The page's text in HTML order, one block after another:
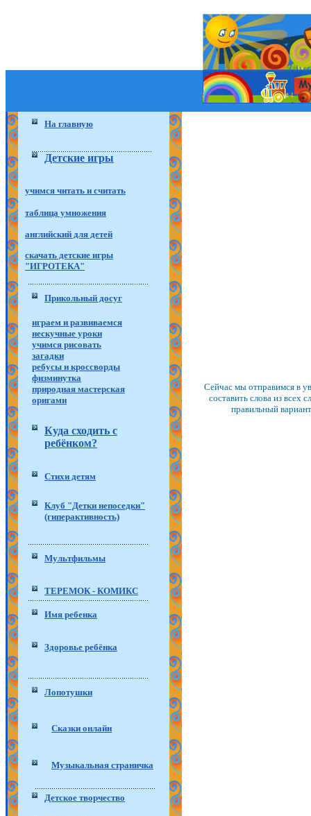
На главную
Детские игры
учимся читать и считать
таблица умножения
английский для детей
скачать детские игры
"ИГРОТЕКА"
Прикольный досуг
играем и развиваемся
нескучные уроки
учимся рисовать
загадки
ребусы и кроссворды
физминутка
природная мастерская
оригами
Куда сходить с
ребёнком?
Стихи детям
Клуб "Детки непоседки"
(гиперактивность)
Мультфильмы
ТЕРЕМОК - КОМИКС
Имя ребенка
Здоровье ребёнка
Лопотушки
Сказки онлайн
Музыкальная страничка
Детское творчество
Сейчас мы отправимся в
составить слова из
правильный